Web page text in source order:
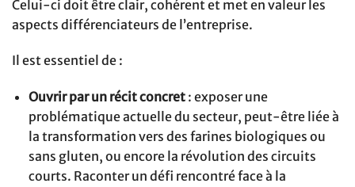
Celui-ci doit être clair, cohérent et met en valeur les
aspects différenciateurs de l’entreprise.
Il est essentiel de :
Ouvrir par un récit concret: exposer une
problématique actuelle du secteur, peut-être liée à
la transformation vers des farines biologiques ou
sans gluten, ou encore la révolution des circuits
courts. Raconter un défi rencontré face à la